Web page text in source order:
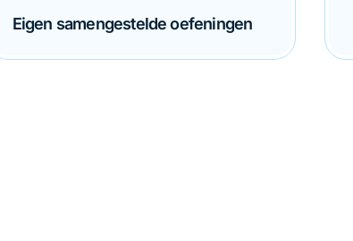
Eigen samengestelde oefeningen